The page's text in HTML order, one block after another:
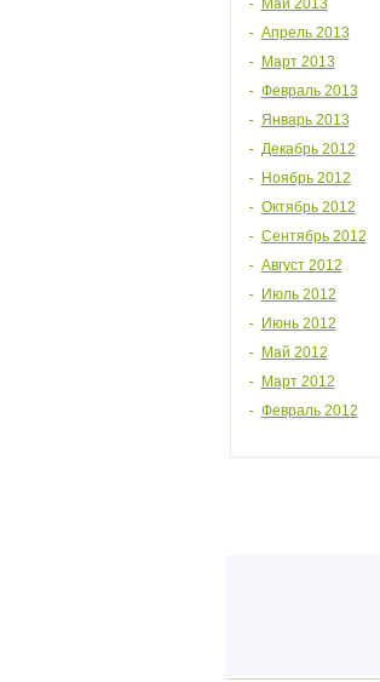
Май 2013
Апрель 2013
Март 2013
Февраль 2013
Январь 2013
Декабрь 2012
Ноябрь 2012
Октябрь 2012
Сентябрь 2012
Август 2012
Июль 2012
Июнь 2012
Май 2012
Март 2012
Февраль 2012